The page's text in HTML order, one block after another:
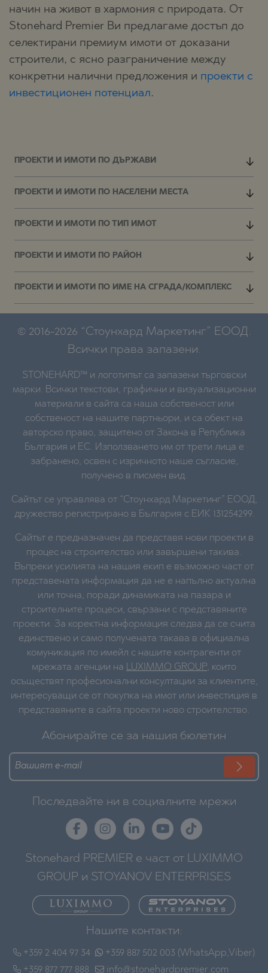
начин на живот в хармония с природата. От
Stonehard Premier Ви предлагаме достъп до
селектирани премиум имоти от доказани
строители, с ясно разграничение между
конкретни налични предложения и проекти с
инвестиционен потенциал.
ПРОЕКТИ И ИМОТИ ПО ДЪРЖАВИ
ПРОЕКТИ И ИМОТИ ПО НАСЕЛЕНИ МЕСТА
ПРОЕКТИ И ИМОТИ ПО ТИП ИМОТ
ПРОЕКТИ И ИМОТИ ПО РАЙОН
ПРОЕКТИ И ИМОТИ ПО ИМЕ НА СГРАДА/КОМПЛЕКС
© 2016-2026 “Стоунхард Маркетинг” ЕООД.
Всички права запазени.
STONEHARD™ и логотипът са запазени търговски
марки. Всички текстови, графични и визуализационни
материали в сайта са наша собственост или
собственост на нашите партньори, и са обект на
авторско право, защитено от Закона в Република
България и ЕС. Използването им от трети лица е
забранено, освен с изричното наше съгласие,
получено в писмен вид.
Сайтът се управлява от “Стоунхард Маркетинг” ЕООД,
дружество регистрирано в България с ЕИК 131254299.
Сайтът е предназначен да представя нови проекти в
процес на строителство или завършени такива.
Въпреки усилията на нашия екип е възможно част от
представената информация да не е напълно актуална
или точна, поради динамиката на пазара и
строителните процеси, свързани с представяните
проекти. За коректна информация следва да се счита
единствено и само получената такава в официална
комуникация по имейл с нашите контрагенти от
мрежата агенции на LUXIMMO GROUP, които
осъществят професионални консултации за клиентите,
интересуващи се от покупка на имот или инвестиция в
представяните в сайта проекти ново строителство.
Абонирайте се за нашия бюлетин
Последвайте ни в социалните мрежи
Stonehard PREMIER е част от LUXIMMO
GROUP и STOYANOV ENTERPRISES
Нашите контакти:
+359 2 404 97 34
+359 877 777 888
+359 887 502 003 (WhatsApp,Viber)
info@stonehardpremier.com